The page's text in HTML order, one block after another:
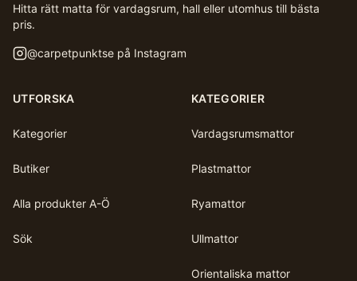
Hitta rätt matta för vardagsrum, hall eller utomhus till bästa
pris.
@carpetpunktse på Instagram
UTFORSKA
Kategorier
Butiker
Alla produkter A-Ö
Sök
KATEGORIER
Vardagsrumsmattor
Plastmattor
Ryamattor
Ullmattor
Orientaliska mattor